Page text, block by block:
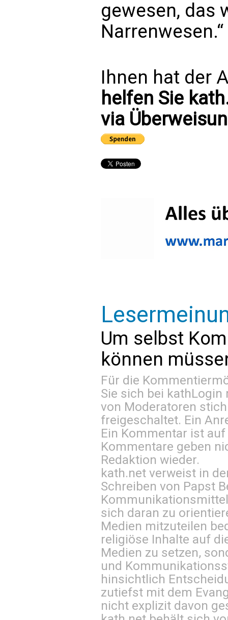
gewesen, das
Narrenwesen.“
Ihnen hat der
helfen Sie
via
Um selbst
können
Für die
Sie sich bei kathLogin
von Moderatoren
freigeschaltet. Ein
Ein Kommentar ist
Kommentare geben
Redaktion wieder.
kath.net verweist in
Schreiben von Papst
sich daran zu
Medien mitzuteilen
religiöse Inhalte auf
Medien zu setzen,
und
hinsichtlich
zutiefst mit dem
nicht explizit davon